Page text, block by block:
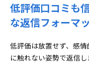
低評価口コミも
な返信フォーマ
低評価は放置せず、感
に触れない姿勢で返信